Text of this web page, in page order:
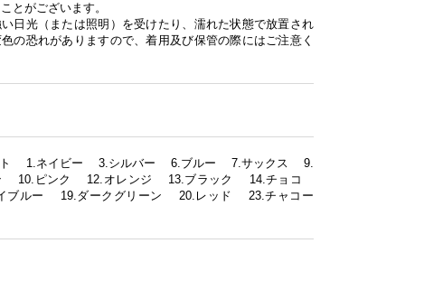
とがございます。
日光（または照明）を受けたり、濡れた状態で放置され
の恐れがありますので、着用及び保管の際にはご注意く
ト 1.ネイビー 3.シルバー 6.ブルー 7.サックス 9.
10.ピンク 12.オレンジ 13.ブラック 14.チョコ
ブルー 19.ダークグリーン 20.レッド 23.チャコー